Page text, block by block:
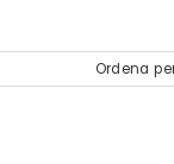
Ordena